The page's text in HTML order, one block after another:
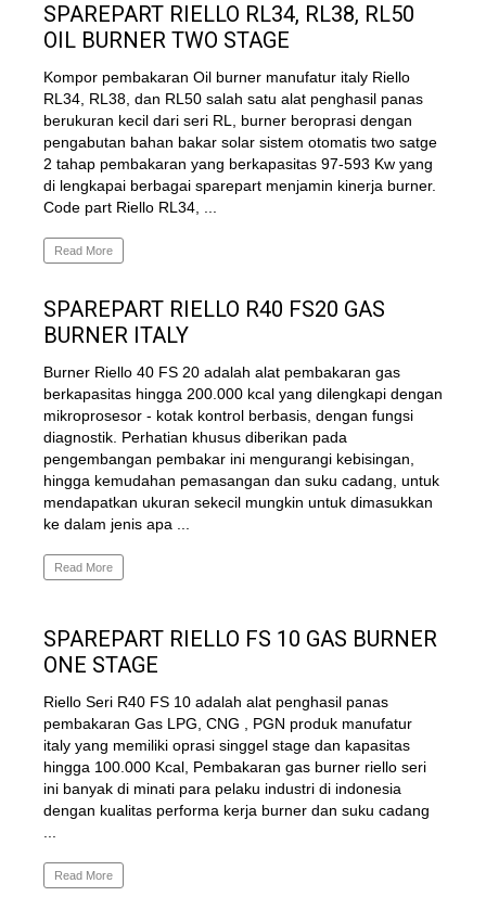
SPAREPART RIELLO RL34, RL38, RL50
OIL BURNER TWO STAGE
Kompor pembakaran Oil burner manufatur italy Riello
RL34, RL38, dan RL50 salah satu alat penghasil panas
berukuran kecil dari seri RL, burner beroprasi dengan
pengabutan bahan bakar solar sistem otomatis two satge
2 tahap pembakaran yang berkapasitas 97-593 Kw yang
di lengkapai berbagai sparepart menjamin kinerja burner.
Code part Riello RL34, ...
Read More
SPAREPART RIELLO R40 FS20 GAS
BURNER ITALY
Burner Riello 40 FS 20 adalah alat pembakaran gas
berkapasitas hingga 200.000 kcal yang dilengkapi dengan
mikroprosesor - kotak kontrol berbasis, dengan fungsi
diagnostik. Perhatian khusus diberikan pada
pengembangan pembakar ini mengurangi kebisingan,
hingga kemudahan pemasangan dan suku cadang, untuk
mendapatkan ukuran sekecil mungkin untuk dimasukkan
ke dalam jenis apa ...
Read More
SPAREPART RIELLO FS 10 GAS BURNER
ONE STAGE
Riello Seri R40 FS 10 adalah alat penghasil panas
pembakaran Gas LPG, CNG , PGN produk manufatur
italy yang memiliki oprasi singgel stage dan kapasitas
hingga 100.000 Kcal, Pembakaran gas burner riello seri
ini banyak di minati para pelaku industri di indonesia
dengan kualitas performa kerja burner dan suku cadang
Read More